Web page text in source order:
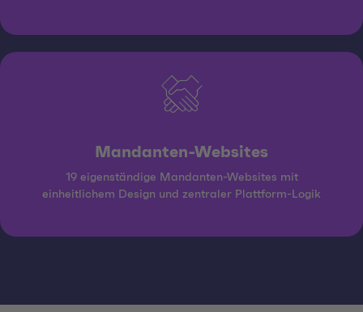
Mandanten-Websites
19 eigenständige Mandanten-Websites mit
einheitlichem Design und zentraler Plattform-Logik